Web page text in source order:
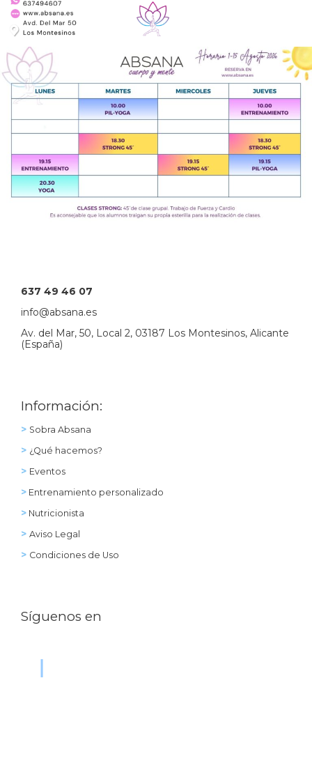
637 49 46 07
info@absana.es
Av. del Mar, 50, Local 2, 03187 Los Montesinos, Alicante
(España)
Información:
> Sobra Absana
> ¿Qué hacemos?
> Eventos
> Entrenamiento personalizado
> Nutricionista
> Aviso Legal
> Condiciones de Uso
Síguenos en
|